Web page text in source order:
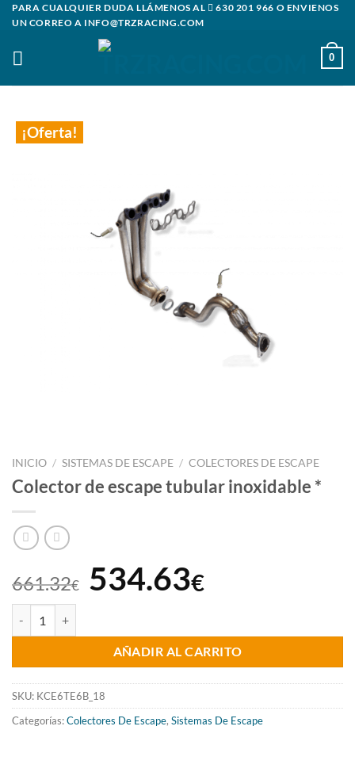
Saltar
contenido
PARA CUALQUIER DUDA LLÁMENOS AL 630 201 966 O ENVIENOS
UN CORREO A INFO@TRZRACING.COM
0
¡Oferta!
INICIO / SISTEMAS DE ESCAPE / COLECTORES DE ESCAPE
Colector de escape tubular inoxidable *
661.32€
El
original
era:
661.32€.
534.63€El
actual
es:
534.63€.
AÑADIR AL CARRITO
SKU: KCE6TE6B_18
Categorías:Colectores De Escape, Sistemas De Escape